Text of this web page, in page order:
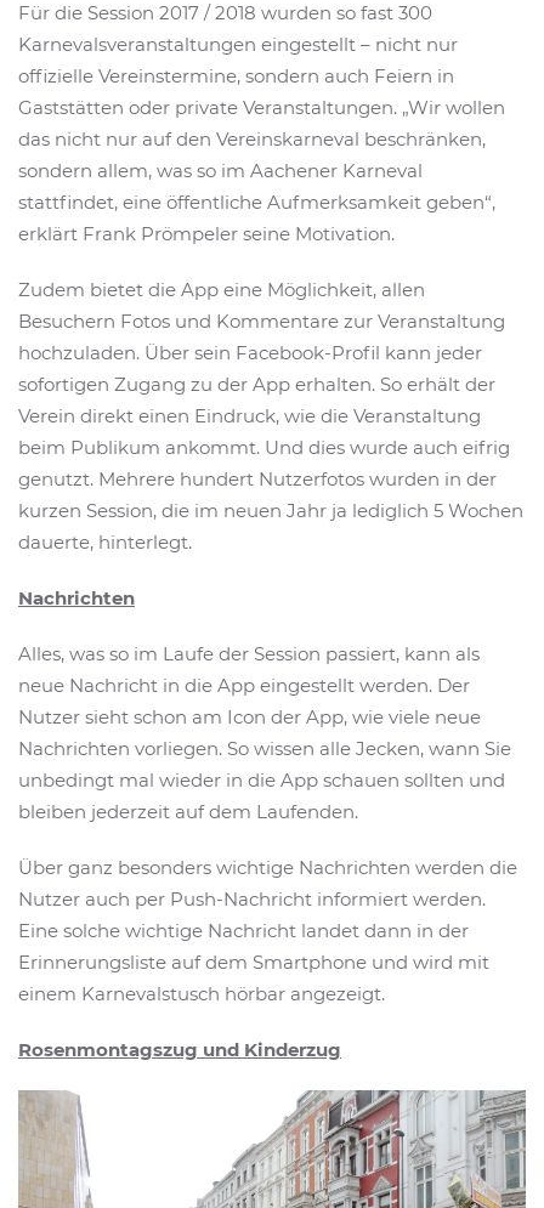
Für die Session 2017 / 2018 wurden so fast 300
Karnevalsveranstaltungen eingestellt – nicht nur
offizielle Vereinstermine, sondern auch Feiern in
Gaststätten oder private Veranstaltungen. „Wir wollen
das nicht nur auf den Vereinskarneval beschränken,
sondern allem, was so im Aachener Karneval
stattfindet, eine öffentliche Aufmerksamkeit geben“,
erklärt Frank Prömpeler seine Motivation.
Zudem bietet die App eine Möglichkeit, allen
Besuchern Fotos und Kommentare zur Veranstaltung
hochzuladen. Über sein Facebook-Profil kann jeder
sofortigen Zugang zu der App erhalten. So erhält der
Verein direkt einen Eindruck, wie die Veranstaltung
beim Publikum ankommt. Und dies wurde auch eifrig
genutzt. Mehrere hundert Nutzerfotos wurden in der
kurzen Session, die im neuen Jahr ja lediglich 5 Wochen
dauerte, hinterlegt.
Nachrichten
Alles, was so im Laufe der Session passiert, kann als
neue Nachricht in die App eingestellt werden. Der
Nutzer sieht schon am Icon der App, wie viele neue
Nachrichten vorliegen. So wissen alle Jecken, wann Sie
unbedingt mal wieder in die App schauen sollten und
bleiben jederzeit auf dem Laufenden.
Über ganz besonders wichtige Nachrichten werden die
Nutzer auch per Push-Nachricht informiert werden.
Eine solche wichtige Nachricht landet dann in der
Erinnerungsliste auf dem Smartphone und wird mit
einem Karnevalstusch hörbar angezeigt.
Rosenmontagszug und Kinderzug